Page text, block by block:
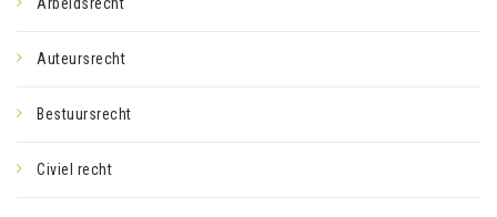
Auteursrecht
Bestuursrecht
Civiel recht